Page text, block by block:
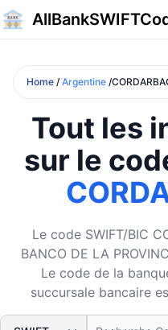
Home / Argentine /
Tout les
sur le
Le code SWIFT/BIC
BANCO DE LA
Le code de la
succursale bancaire